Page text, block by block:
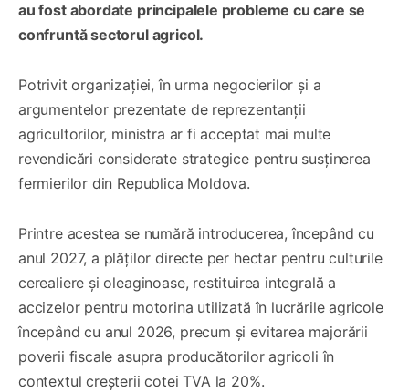
au fost abordate principalele probleme cu care se
confruntă sectorul agricol.
Potrivit organizației, în urma negocierilor și a
argumentelor prezentate de reprezentanții
agricultorilor, ministra ar fi acceptat mai multe
revendicări considerate strategice pentru susținerea
fermierilor din Republica Moldova.
Printre acestea se numără introducerea, începând cu
anul 2027, a plăților directe per hectar pentru culturile
cerealiere și oleaginoase, restituirea integrală a
accizelor pentru motorina utilizată în lucrările agricole
începând cu anul 2026, precum și evitarea majorării
poverii fiscale asupra producătorilor agricoli în
contextul creșterii cotei TVA la 20%.